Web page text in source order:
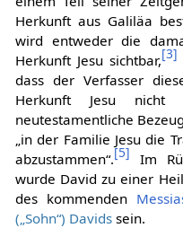
Herkunft aus Galiläa
wird entweder die
Herkunft Jesu sichtbar,[3]
dass der Verfasser
Herkunft Jesu nicht
neutestamentliche
„in der Familie Jesu die
abzustammen“.[5] Im
wurde David zu einer
des kommenden
(„Sohn“) Davidssein.